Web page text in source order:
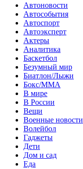
Автоновости
Автособытия
Автоспорт
Автоэксперт
Актеры
Аналитика
Баскетбол
Безумный мир
Биатлон/Лыжи
Бокс/MMA
В мире
В России
Вещи
Военные новости
Волейбол
Гаджеты
Дети
Дом и сад
Еда